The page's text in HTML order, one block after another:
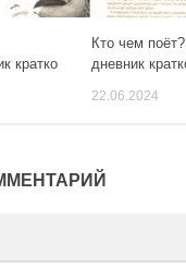
кратко
Кто чем
дневник
22.06.2024